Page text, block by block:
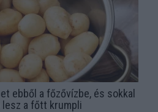
ebből a főzővízbe, és sokkal
lesz a főtt krumpli